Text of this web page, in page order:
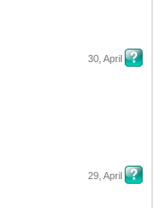
30, April
29, April